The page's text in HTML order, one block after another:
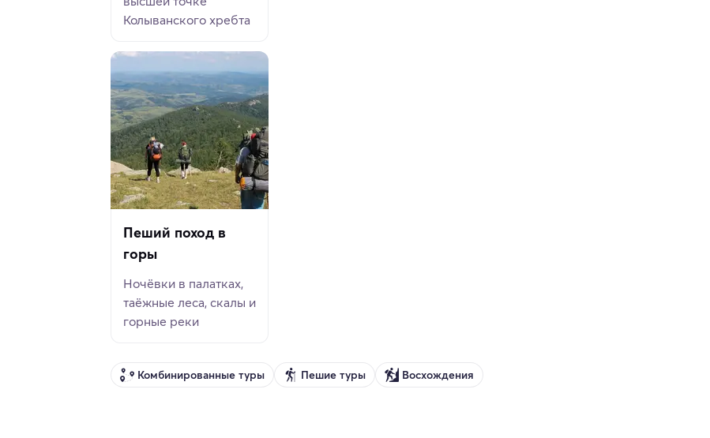
Колыванского хребта
Пеший поход в
горы
Ночёвки в палатках,
таёжные леса, скалы и
горные реки
Комбинированные туры Пешие туры Восхождения